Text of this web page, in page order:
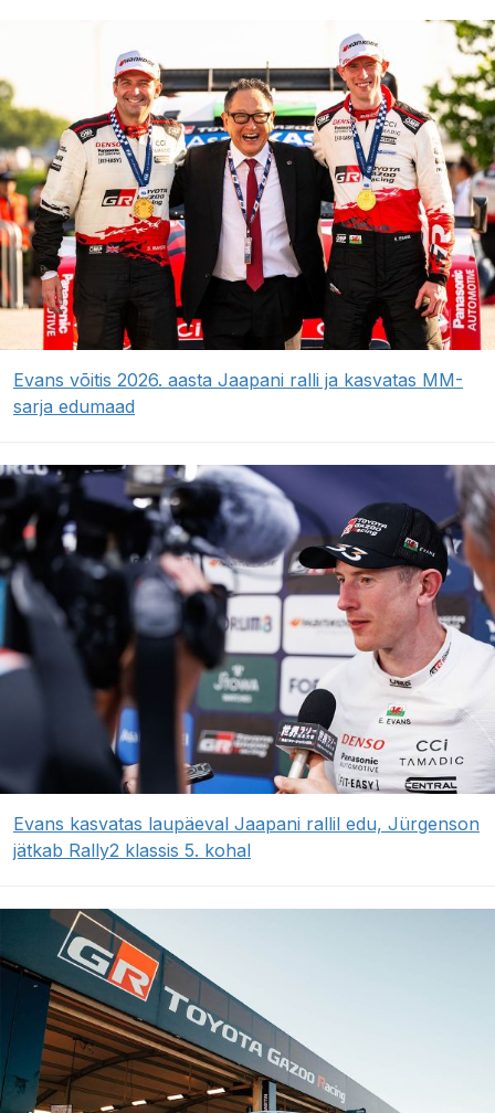
Evans võitis 2026. aasta Jaapani ralli ja kasvatas MM-
sarja edumaad
Evans kasvatas laupäeval Jaapani rallil edu, Jürgenson
jätkab Rally2 klassis 5. kohal